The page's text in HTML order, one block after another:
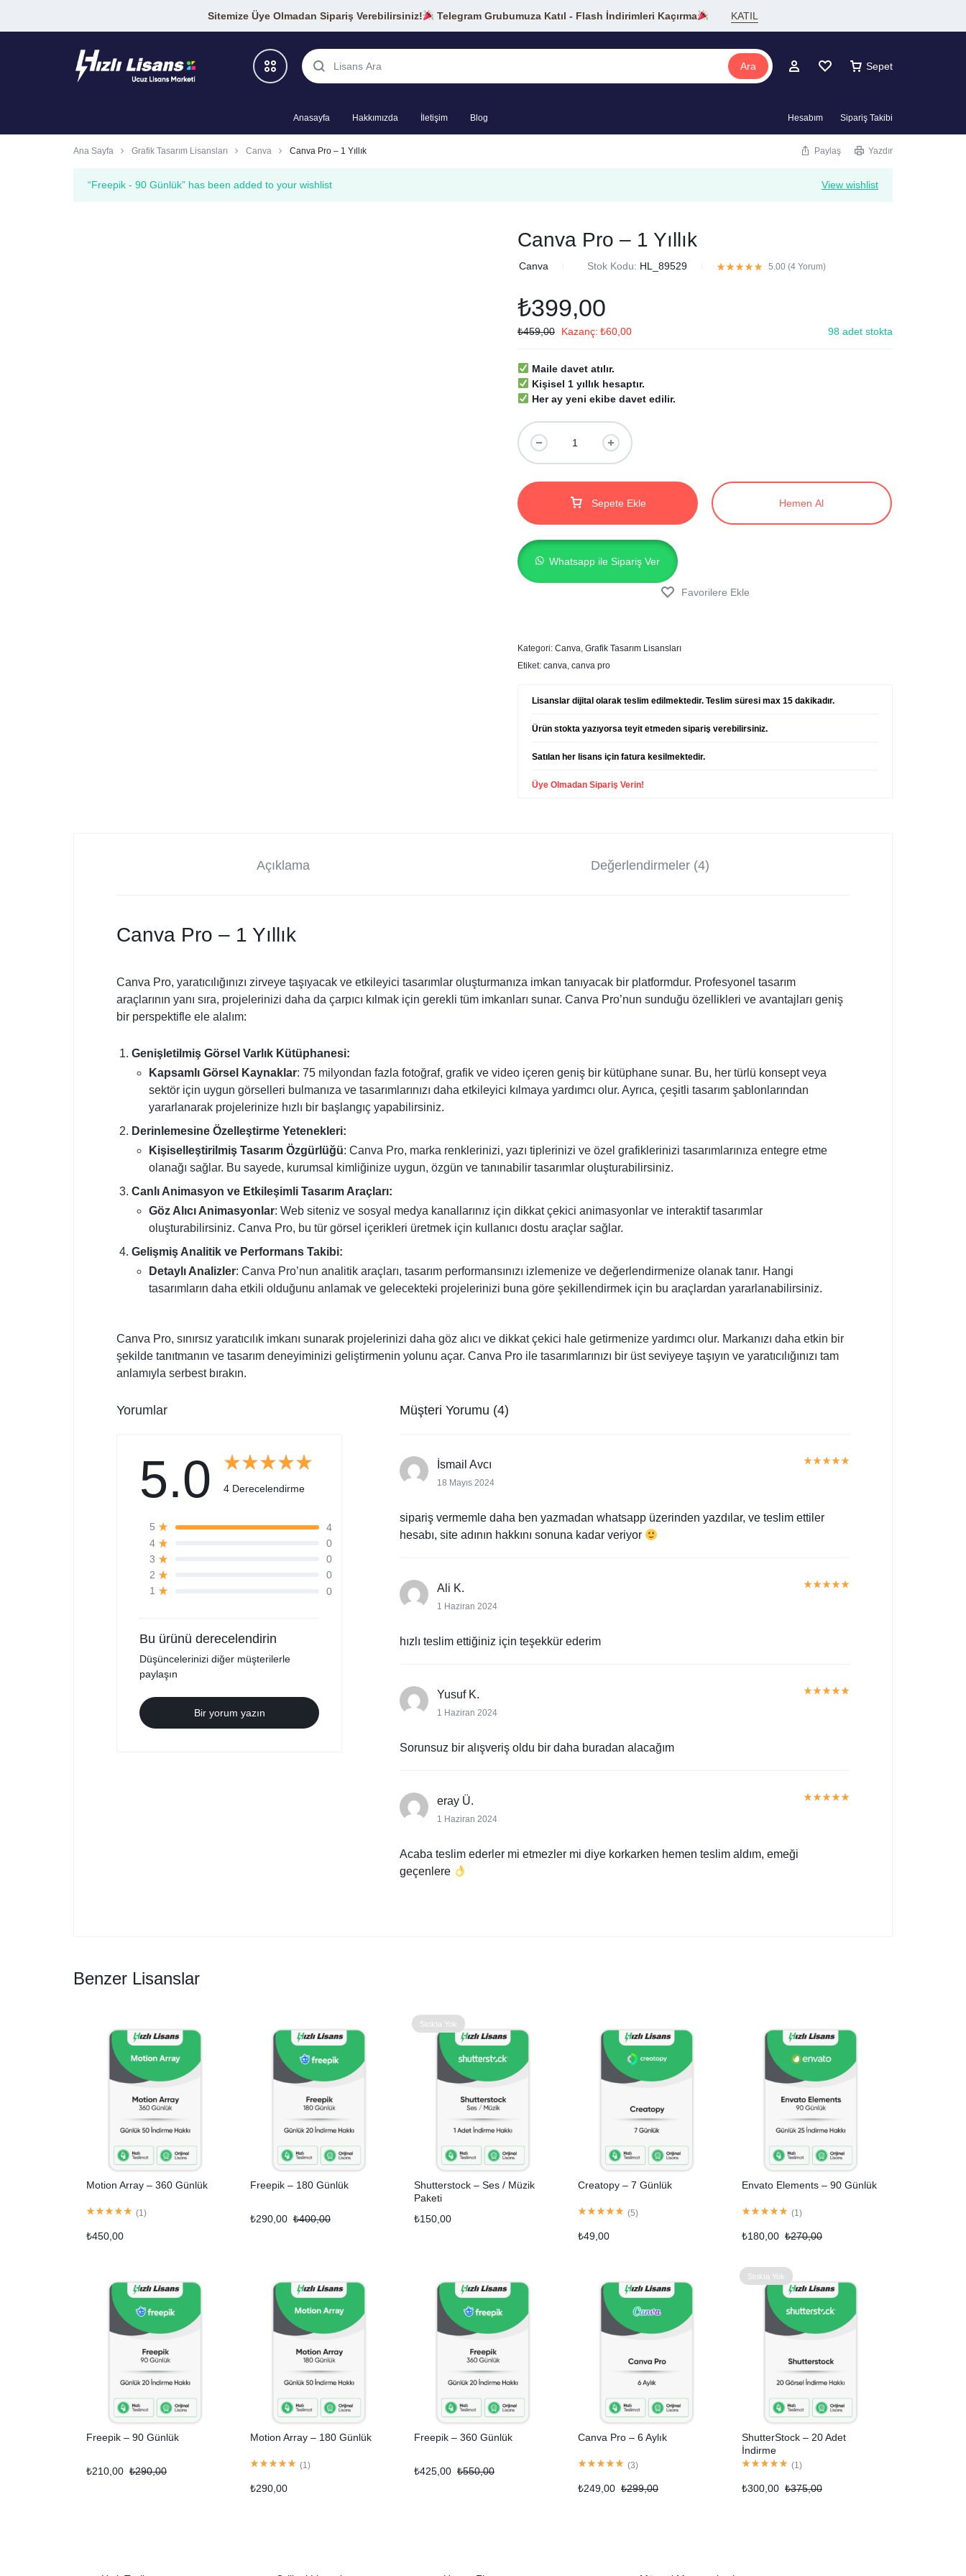
Sitemize Üye Olmadan Sipariş Verebilirsiniz! Telegram Grubumuza Katıl - Flash İndirimleri Kaçırma KATIL
Ara Sepet
Anasayfa Hakkımızda İletişim Blog Hesabım Sipariş Takibi
Ana Sayfa Grafik Tasarım Lisansları Canva Canva Pro – 1 Yıllık Paylaş Yazdır
View wishlist
“Freepik - 90 Günlük” has been added to your wishlist
Canva Pro – 1 Yıllık
inCanva Stok Kodu: HL_89529 5.00 (4 Yorum)
₺399,00
₺459,00 Kazanç: ₺60,00 98 adet stokta
Maile davet atılır.
Kişisel 1 yıllık hesaptır.
Her ay yeni ekibe davet edilir.
Sepete Ekle Hemen Al
Whatsapp ile Sipariş Ver
Kategori:Canva ,Grafik Tasarım Lisansları
Etiket:canva ,canva pro
Lisanslar dijital olarak teslim edilmektedir. Teslim süresi max 15 dakikadır.
Ürün stokta yazıyorsa teyit etmeden sipariş verebilirsiniz.
Satılan her lisans için fatura kesilmektedir.
Üye Olmadan Sipariş Verin!
Açıklama Değerlendirmeler (4)
Canva Pro – 1 Yıllık
Canva Pro, yaratıcılığınızı zirveye taşıyacak ve etkileyici tasarımlar oluşturmanıza imkan tanıyacak bir platformdur. Profesyonel tasarım
araçlarının yanı sıra, projelerinizi daha da çarpıcı kılmak için gerekli tüm imkanları sunar. Canva Pro’nun sunduğu özellikleri ve avantajları geniş
bir perspektifle ele alalım:
Genişletilmiş Görsel Varlık Kütüphanesi:
Kapsamlı Görsel Kaynaklar: 75 milyondan fazla fotoğraf, grafik ve video içeren geniş bir kütüphane sunar. Bu, her türlü konsept veya
sektör için uygun görselleri bulmanıza ve tasarımlarınızı daha etkileyici kılmaya yardımcı olur. Ayrıca, çeşitli tasarım şablonlarından
yararlanarak projelerinize hızlı bir başlangıç yapabilirsiniz.
Derinlemesine Özelleştirme Yetenekleri:
Kişiselleştirilmiş Tasarım Özgürlüğü: Canva Pro, marka renklerinizi, yazı tiplerinizi ve özel grafiklerinizi tasarımlarınıza entegre etme
olanağı sağlar. Bu sayede, kurumsal kimliğinize uygun, özgün ve tanınabilir tasarımlar oluşturabilirsiniz.
Canlı Animasyon ve Etkileşimli Tasarım Araçları:
Göz Alıcı Animasyonlar: Web siteniz ve sosyal medya kanallarınız için dikkat çekici animasyonlar ve interaktif tasarımlar
oluşturabilirsiniz. Canva Pro, bu tür görsel içerikleri üretmek için kullanıcı dostu araçlar sağlar.
Gelişmiş Analitik ve Performans Takibi:
Detaylı Analizler: Canva Pro’nun analitik araçları, tasarım performansınızı izlemenize ve değerlendirmenize olanak tanır. Hangi
tasarımların daha etkili olduğunu anlamak ve gelecekteki projelerinizi buna göre şekillendirmek için bu araçlardan yararlanabilirsiniz.
Canva Pro, sınırsız yaratıcılık imkanı sunarak projelerinizi daha göz alıcı ve dikkat çekici hale getirmenize yardımcı olur. Markanızı daha etkin bir
şekilde tanıtmanın ve tasarım deneyiminizi geliştirmenin yolunu açar. Canva Pro ile tasarımlarınızı bir üst seviyeye taşıyın ve yaratıcılığınızı tam
anlamıyla serbest bırakın.
Yorumlar
5.0 4 Derecelendirme
5
4
4
0
3
0
2
0
1
0
Bu ürünü derecelendirin
Düşüncelerinizi diğer müşterilerle
paylaşın
Bir yorum yazın
Müşteri Yorumu (4)
İsmail Avcı
18 Mayıs 2024
sipariş vermemle daha ben yazmadan whatsapp üzerinden yazdılar, ve teslim ettiler
hesabı, site adının hakkını sonuna kadar veriyor
Ali K.
1 Haziran 2024
hızlı teslim ettiğiniz için teşekkür ederim
Yusuf K.
1 Haziran 2024
Sorunsuz bir alışveriş oldu bir daha buradan alacağım
eray Ü.
1 Haziran 2024
Acaba teslim ederler mi etmezler mi diye korkarken hemen teslim aldım, emeği
geçenlere
Benzer Lisanslar
Motion Array – 360 Günlük
(1)
₺450,00
Freepik – 180 Günlük
₺290,00 ₺400,00
Stokta Yok
Shutterstock – Ses / Müzik
Paketi
₺150,00
Creatopy – 7 Günlük
(5)
₺49,00
Envato Elements – 90 Günlük
(1)
₺180,00 ₺270,00
Freepik – 90 Günlük
₺210,00 ₺290,00
Motion Array – 180 Günlük
(1)
₺290,00
Freepik – 360 Günlük
₺425,00 ₺550,00
Canva Pro – 6 Aylık
(3)
₺249,00 ₺299,00
Stokta Yok
ShutterStock – 20 Adet
İndirme
(1)
₺300,00 ₺375,00